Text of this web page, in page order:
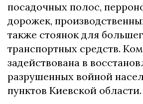
посадочных полос,
дорожек,
также стоянок для
транспортных средств.
задействована в
разрушенных войной
пунктов Киевской области.